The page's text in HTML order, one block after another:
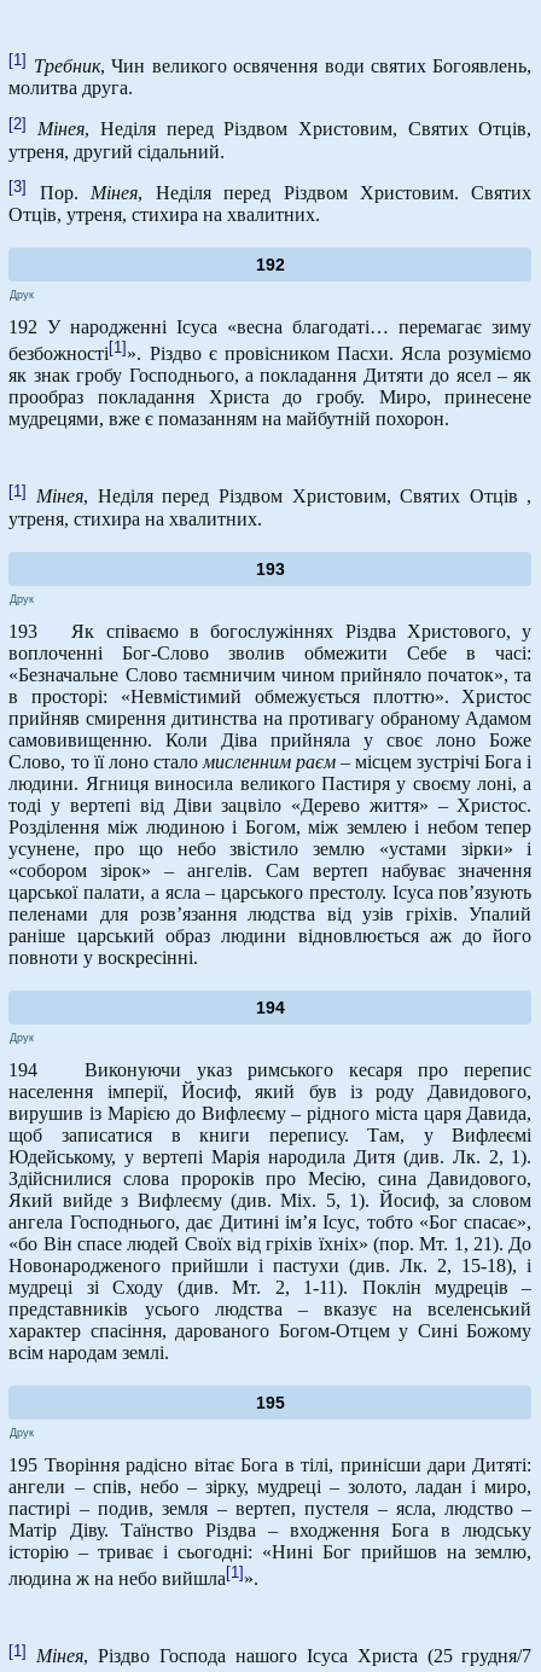
[1] Требник, Чин великого освячення води святих Богоявлень,
молитва друга.
[2] Мінея, Неділя перед Різдвом Христовим, Святих Отців,
утреня, другий сідальний.
[3] Пор. Мінея, Неділя перед Різдвом Христовим. Святих
Отців, утреня, стихира на хвалитних.
192
Друк
192 У народженні Ісуса «весна благодаті… перемагає зиму
безбожності [1] ». Різдво є провісником Пасхи. Ясла розуміємо
як знак гробу Господнього, а покладання Дитяти до ясел – як
прообраз покладання Христа до гробу. Миро, принесене
мудрецями, вже є помазанням на майбутній похорон.
[1] Мінея, Неділя перед Різдвом Христовим, Святих Отців ,
утреня, стихира на хвалитних.
193
Друк
193 Як співаємо в богослужіннях Різдва Христового, у
воплоченні Бог-Слово зволив обмежити Себе в часі:
«Безначальне Слово таємничим чином прийняло початок», та
в просторі: «Невмістимий обмежується плоттю». Христос
прийняв смирення дитинства на противагу обраному Адамом
самовивищенню. Коли Діва прийняла у своє лоно Боже
Слово, то її лоно стало мисленним раєм– місцем зустрічі Бога і
людини. Ягниця виносила великого Пастиря у своєму лоні, а
тоді у вертепі від Діви зацвіло «Дерево життя» – Христос.
Розділення між людиною і Богом, між землею і небом тепер
усунене, про що небо звістило землю «устами зірки» і
«собором зірок» – ангелів. Сам вертеп набуває значення
царської палати, а ясла – царського престолу. Ісуса пов’язують
пеленами для розв’язання людства від узів гріхів. Упалий
раніше царський образ людини відновлюється аж до його
повноти у воскресінні.
194
Друк
194 Виконуючи указ римського кесаря про перепис
населення імперії, Йосиф, який був із роду Давидового,
вирушив із Марією до Вифлеєму – рідного міста царя Давида,
щоб записатися в книги перепису. Там, у Вифлеємі
Юдейському, у вертепі Марія народила Дитя (див. Лк. 2, 1).
Здійснилися слова пророків про Месію, сина Давидового,
Який вийде з Вифлеєму (див. Міх. 5, 1). Йосиф, за словом
ангела Господнього, дає Дитині ім’я Ісус, тобто «Бог спасає»,
«бо Він спасе людей Своїх від гріхів їхніх» (пор. Мт. 1, 21). До
Новонародженого прийшли і пастухи (див. Лк. 2, 15-18), і
мудреці зі Сходу (див. Мт. 2, 1-11). Поклін мудреців –
представників усього людства – вказує на вселенський
характер спасіння, дарованого Богом-Отцем у Сині Божому
всім народам землі.
195
Друк
195 Творіння радісно вітає Бога в тілі, принісши дари Дитяті:
ангели – спів, небо – зірку, мудреці – золото, ладан і миро,
пастирі – подив, земля – вертеп, пустеля – ясла, людство –
Матір Діву. Таїнство Різдва – входження Бога в людську
історію – триває і сьогодні: «Нині Бог прийшов на землю,
людина ж на небо вийшла [1] ».
[1] Мінея, Різдво Господа нашого Ісуса Христа (25 грудня/7